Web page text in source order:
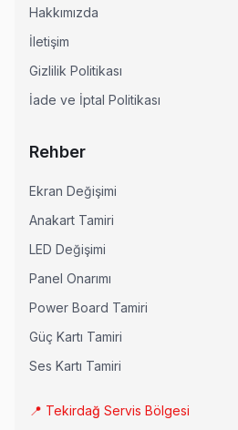
Hakkımızda
İletişim
Gizlilik Politikası
İade ve İptal Politikası
Rehber
Ekran Değişimi
Anakart Tamiri
LED Değişimi
Panel Onarımı
Power Board Tamiri
Güç Kartı Tamiri
Ses Kartı Tamiri
📍 Tekirdağ Servis Bölgesi